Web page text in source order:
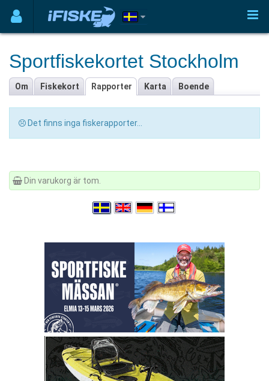
Sportfiskekortet Stockholm
Om Fiskekort Rapporter Karta Boende
Det finns inga fiskerapporter...
Din varukorg är tom.